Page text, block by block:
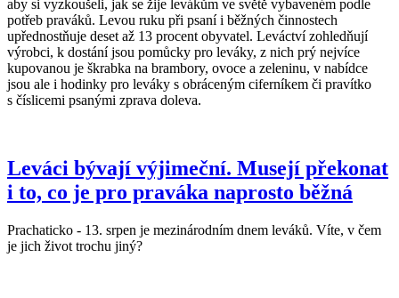
aby si vyzkoušeli, jak se žije levákům ve světě vybaveném podle
potřeb praváků. Levou ruku při psaní i běžných činnostech
upřednostňuje deset až 13 procent obyvatel. Leváctví zohledňují
výrobci, k dostání jsou pomůcky pro leváky, z nich prý nejvíce
kupovanou je škrabka na brambory, ovoce a zeleninu, v nabídce
jsou ale i hodinky pro leváky s obráceným ciferníkem či pravítko
s číslicemi psanými zprava doleva.
Leváci bývají výjimeční. Musejí překonat
i to, co je pro praváka naprosto běžná
Prachaticko - 13. srpen je mezinárodním dnem leváků. Víte, v čem
je jich život trochu jiný?